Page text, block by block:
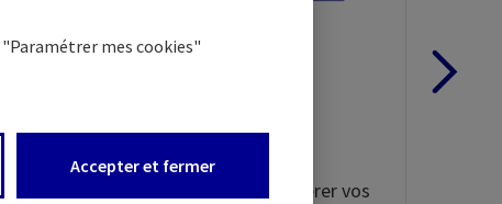
Un service gratuit(8) pour faire un
changement de banque et transférer vos
"Paramétrer mes cookies"
Accepter et fermer